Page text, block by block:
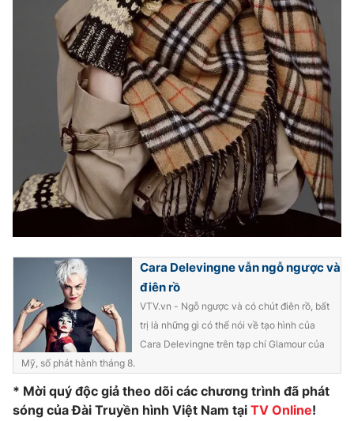
Cara Delevingne vẫn ngỗ ngược và
điên rồ
VTV.vn - Ngỗ ngược và có chút điên rồ, bất
trị là những gì có thể nói về tạo hình của
Cara Delevingne trên tạp chí Glamour của
Mỹ, số phát hành tháng 8.
* Mời quý độc giả theo dõi các chương trình đã phát
sóng của Đài Truyền hình Việt Nam tại TV Online!